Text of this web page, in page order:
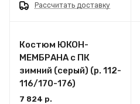
Рассчитать доставку
Костюм ЮКОН-
МЕМБРАНА с ПК
зимний (серый) (р. 112-
116/170-176)
7 824 р.